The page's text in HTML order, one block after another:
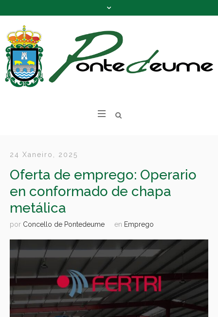
24 Xaneiro, 2025
Oferta de emprego: Operario
en conformado de chapa
metálica
por Concello de Pontedeume en Emprego